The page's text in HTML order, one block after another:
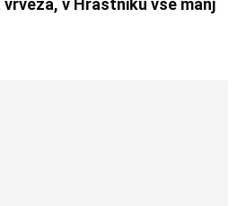
v Hrastniku vse manj